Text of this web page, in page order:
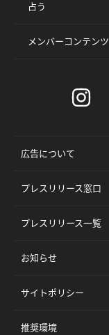
占う
メンバーコンテンツ
広告について
プレスリリース窓口
プレスリリース一覧
お知らせ
サイトポリシー
推奨環境